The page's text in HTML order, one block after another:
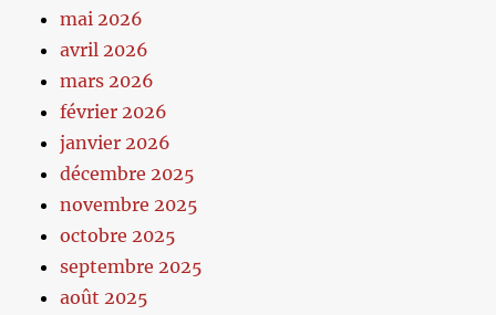
mai 2026
avril 2026
mars 2026
février 2026
janvier 2026
décembre 2025
novembre 2025
octobre 2025
septembre 2025
août 2025